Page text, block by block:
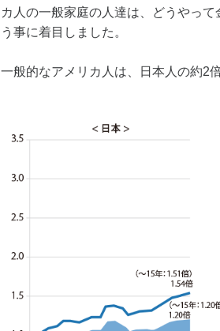
カ人の一般家庭の人達は、どうやっ
う事に着目しました。
一般的なアメリカ人は、日本人の約2